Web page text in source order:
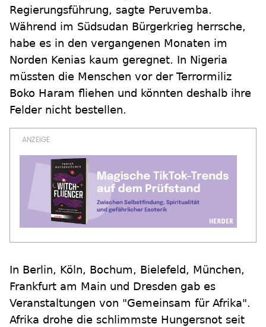
Regierungsführung, sagte Peruvemba.
Während im Südsudan Bürgerkrieg herrsche,
habe es in den vergangenen Monaten im
Norden Kenias kaum geregnet. In Nigeria
müssten die Menschen vor der Terrormiliz
Boko Haram fliehen und könnten deshalb ihre
Felder nicht bestellen.
In Berlin, Köln, Bochum, Bielefeld, München,
Frankfurt am Main und Dresden gab es
Veranstaltungen von "Gemeinsam für Afrika".
Afrika drohe die schlimmste Hungersnot seit